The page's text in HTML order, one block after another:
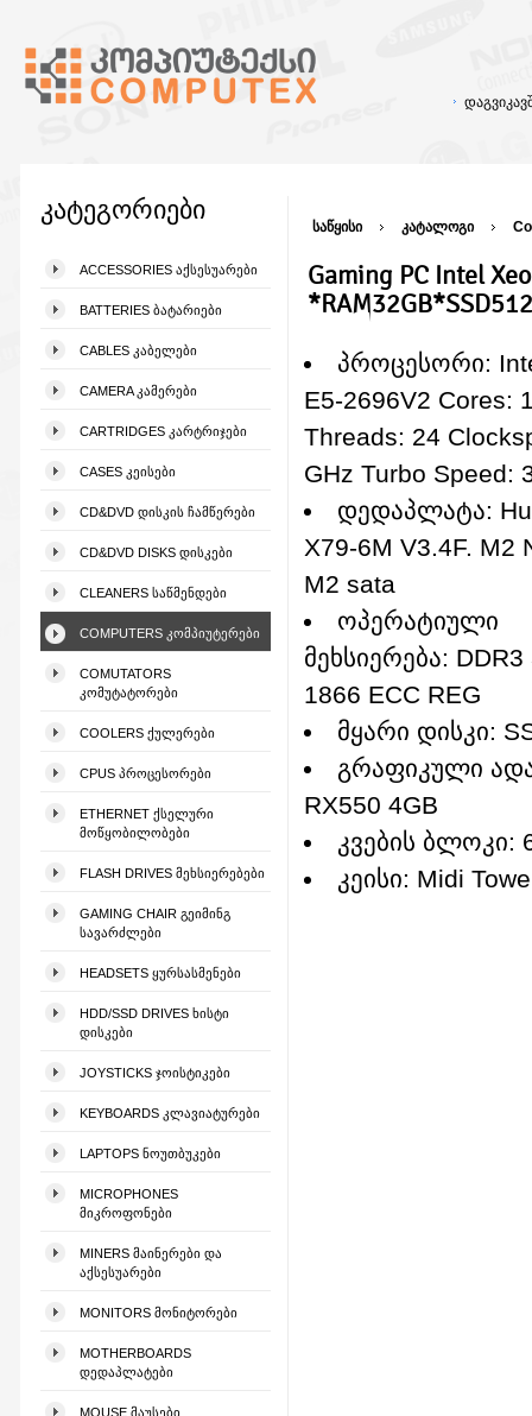
კატეგორიები
ACCESSORIES ᲐᲥᲡᲔᲡᲣᲐᲠᲔᲑᲘ
BATTERIES ᲑᲐᲢᲐᲠᲘᲔᲑᲘ
CABLES ᲙᲐᲑᲔᲚᲔᲑᲘ
CAMERA ᲙᲐᲛᲔᲠᲔᲑᲘ
CARTRIDGES ᲙᲐᲠᲢᲠᲘᲯᲔᲑᲘ
CASES ᲙᲔᲘᲡᲔᲑᲘ
CD&DVD ᲓᲘᲡᲙᲘᲡ ᲩᲐᲛᲬᲔᲠᲔᲑᲘ
CD&DVD DISKS ᲓᲘᲡᲙᲔᲑᲘ
CLEANERS ᲡᲐᲬᲛᲔᲜᲓᲔᲑᲘ
COMPUTERS ᲙᲝᲛᲞᲘᲣᲢᲔᲠᲔᲑᲘ
COMUTATORS
ᲙᲝᲛᲣᲢᲐᲢᲝᲠᲔᲑᲘ
COOLERS ᲥᲣᲚᲔᲠᲔᲑᲘ
CPUS ᲞᲠᲝᲪᲔᲡᲝᲠᲔᲑᲘ
ETHERNET ᲥᲡᲔᲚᲣᲠᲘ
ᲛᲝᲬᲧᲝᲑᲘᲚᲝᲑᲔᲑᲘ
FLASH DRIVES ᲛᲔᲮᲡᲘᲔᲠᲔᲑᲔᲑᲘ
GAMING CHAIR ᲒᲔᲘᲛᲘᲜᲒ
ᲡᲐᲕᲐᲠᲫᲚᲔᲑᲘ
HEADSETS ᲧᲣᲠᲡᲐᲡᲛᲔᲜᲔᲑᲘ
HDD/SSD DRIVES ᲮᲘᲡᲢᲘ
ᲓᲘᲡᲙᲔᲑᲘ
JOYSTICKS ᲯᲝᲘᲡᲢᲘᲙᲔᲑᲘ
KEYBOARDS ᲙᲚᲐᲕᲘᲐᲢᲣᲠᲔᲑᲘ
LAPTOPS ᲜᲝᲣᲗᲑᲣᲙᲔᲑᲘ
MICROPHONES
ᲛᲘᲙᲠᲝᲤᲝᲜᲔᲑᲘ
MINERS ᲛᲐᲘᲜᲔᲠᲔᲑᲘ ᲓᲐ
ᲐᲥᲡᲔᲡᲣᲐᲠᲔᲑᲘ
MONITORS ᲛᲝᲜᲘᲢᲝᲠᲔᲑᲘ
MOTHERBOARDS
ᲓᲔᲓᲐᲞᲚᲐᲢᲔᲑᲘ
MOUSE ᲛᲐᲣᲡᲔᲑᲘ
საწყისი კატალოგი
Gaming PC Intel
პროცესორი:
E5-2696V2 Cores:
Threads: 24
GHz Turbo Speed:
დედაპლატა:
X79-6M V3.4F. M2
M2 sata
ოპერატიული
მეხსიერება: DDR3
1866 ECC REG
მყარი დისკი:
გრაფიკული
RX550 4GB
კვების ბლოკი:
კეისი: Midi